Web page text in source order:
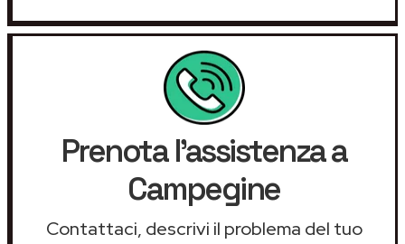
Prenota l'assistenza a
Campegine
Contattaci, descrivi il problema del tuo